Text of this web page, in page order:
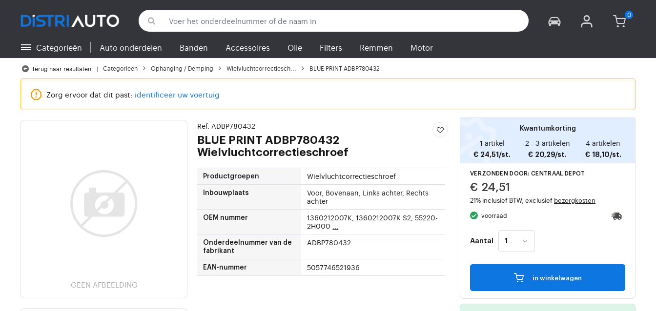
Terug naar categorieën
Categorieën Auto onderdelen Banden Accessoires Olie Filters Remmen Motor
Terug naar resultaten Categorieën Ophanging / Demping Wielvluchtcorrectiesch... BLUE PRINT ADBP780432
Zorg ervoor dat dit past: identificeer uw voertuig
GEEN AFBEELDING
Ref. ADBP780432
BLUE PRINT ADBP780432
Wielvluchtcorrectieschroef
Productgroepen Wielvluchtcorrectieschroef
Inbouwplaats
Voor, Bovenaan, Links achter, Rechts
achter
OEM nummer
1360212007K, 1360212007K S2, 55220-
2H000
Onderdeelnummer van de
fabrikant
ADBP780432
EAN-nummer 5057746521936
Kwantumkorting
1 artikel
€ 24,51/st.
2 - 3 artikelen
€ 20,29/st.
4 artikelen
€ 18,10/st.
VERZONDEN DOOR: CENTRAAL DEPOT
€ 24,51
21% inclusief BTW, exclusief bezorgkosten
voorraad
Aantal
in winkelwagen